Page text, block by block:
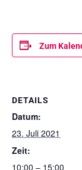
Zum
DETAILS
Datum:
23. Juli 2021
Zeit:
10:00 – 15:00